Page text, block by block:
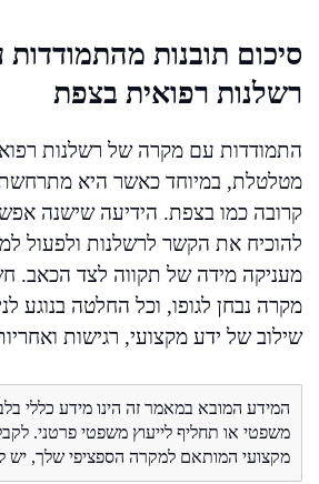
סיכום תובנות
רשלנות רפואית בצפת
התמודדות עם מקרה של רשלנות
מטלטלת, במיוחד כאשר היא
קרובה כמו בצפת. הידיעה שישנה
להוכיח את הקשר לרשלנות ולפעול
מעניקה מידה של תקווה לצד הכאב.
מקרה נבחן לגופו, וכל החלטה בנוגע
שילוב של ידע מקצועי, רגישות
המידע המובא במאמר זה הינו מידע כללי
משפטי או תחליף לייעוץ משפטי פרטני.
מקצועי המותאם למקרה הספציפי שלך, יש